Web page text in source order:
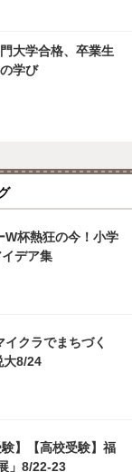
大学合格、卒業生
学び
W杯熱狂の今！小学
デア集
イクラでまちづく
大8/24
験】【高校受験】福
」8/22-23